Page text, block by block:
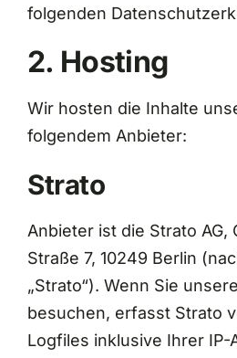
folgenden
2. Hosting
Wir hosten die Inhalte
folgendem Anbieter:
Strato
Anbieter ist die Strato
Straße 7, 10249 Berlin
„Strato“). Wenn Sie
besuchen, erfasst Strato
Logfiles inklusive Ihrer IP-